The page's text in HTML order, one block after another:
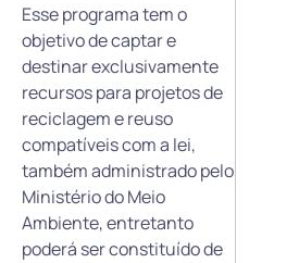
Esse programa tem o
objetivo de captar e
destinar exclusivamente
recursos para projetos de
reciclagem e reuso
compatíveis com a lei,
também administrado pelo
Ministério do Meio
Ambiente, entretanto
poderá ser constituído de